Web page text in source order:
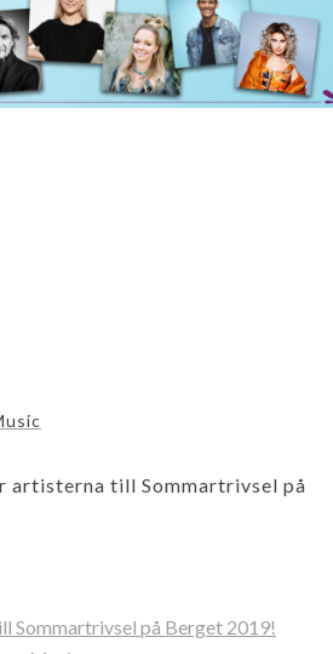
artisterna till Sommartrivsel på
Sommartrivsel på Berget 2019!